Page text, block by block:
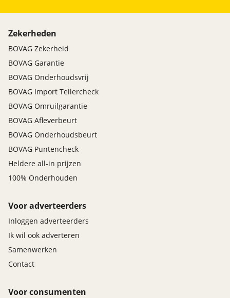
Zekerheden
BOVAG Zekerheid
BOVAG Garantie
BOVAG Onderhoudsvrij
BOVAG Import Tellercheck
BOVAG Omruilgarantie
BOVAG Afleverbeurt
BOVAG Onderhoudsbeurt
BOVAG Puntencheck
Heldere all-in prijzen
100% Onderhouden
Voor adverteerders
Inloggen adverteerders
Ik wil ook adverteren
Samenwerken
Contact
Voor consumenten